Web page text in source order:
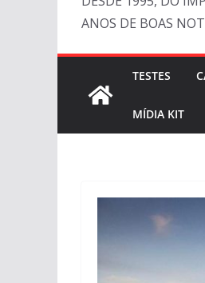
ANOS DE BOAS
TESTES
MÍDIA KIT